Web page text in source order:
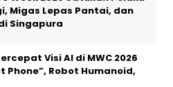
Migas Lepas Pantai, dan
Singapura
Visi AI di MWC 2026
Phone”, Robot Humanoid,